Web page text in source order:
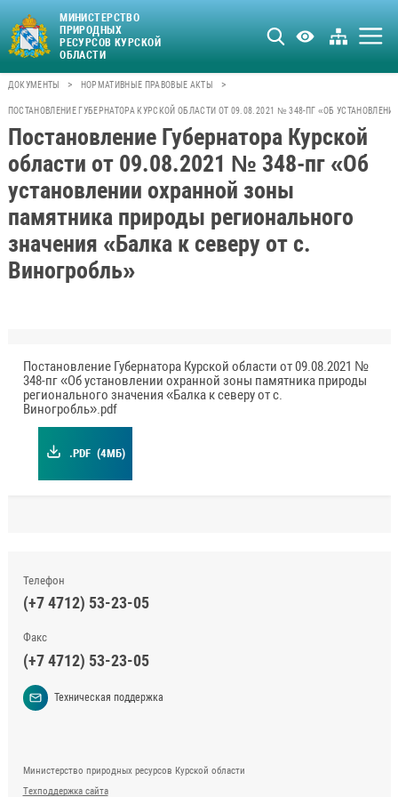
МИНИСТЕРСТВО
ПРИРОДНЫХ
РЕСУРСОВ КУРСКОЙ
ОБЛАСТИ
ДОКУМЕНТЫ > НОРМАТИВНЫЕ ПРАВОВЫЕ АКТЫ >
ПОСТАНОВЛЕНИЕ ГУБЕРНАТОРА КУРСКОЙ ОБЛАСТИ ОТ 09.08.2021 № 348-ПГ «ОБ
Постановление Губернатора Курской
области от 09.08.2021 № 348-пг «Об
установлении охранной зоны
памятника природы регионального
значения «Балка к северу от с.
Виногробль»
Постановление Губернатора Курской области от 09.08.2021 №
348-пг «Об установлении охранной зоны памятника природы
регионального значения «Балка к северу от с.
Виногробль».pdf
.PDF (4МБ)
Телефон
(+7 4712) 53-23-05
Факс
(+7 4712) 53-23-05
Техническая поддержка
Министерство природных ресурсов Курской области
Техподдержка сайта